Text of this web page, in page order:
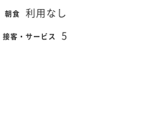
朝食 利用なし
接客・サービス 5